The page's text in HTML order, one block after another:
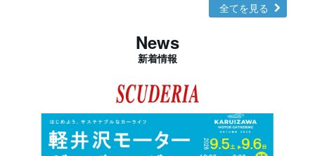
全てを見る
News
新着情報